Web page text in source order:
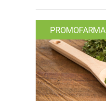
PROMOFARMA